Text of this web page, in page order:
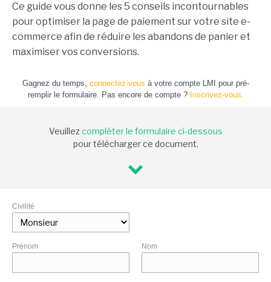
Ce guide vous donne les 5 conseils incontournables
pour optimiser la page de paiement sur votre site e-
commerce afin de réduire les abandons de panier et
maximiser vos conversions.
Gagnez du temps, connectez-vous à votre compte LMI pour pré-
remplir le formulaire. Pas encore de compte ? Inscrivez-vous.
Veuillezcompléter le formulaire ci-dessous
pour télécharger ce document.
Civilité
Prénom Nom